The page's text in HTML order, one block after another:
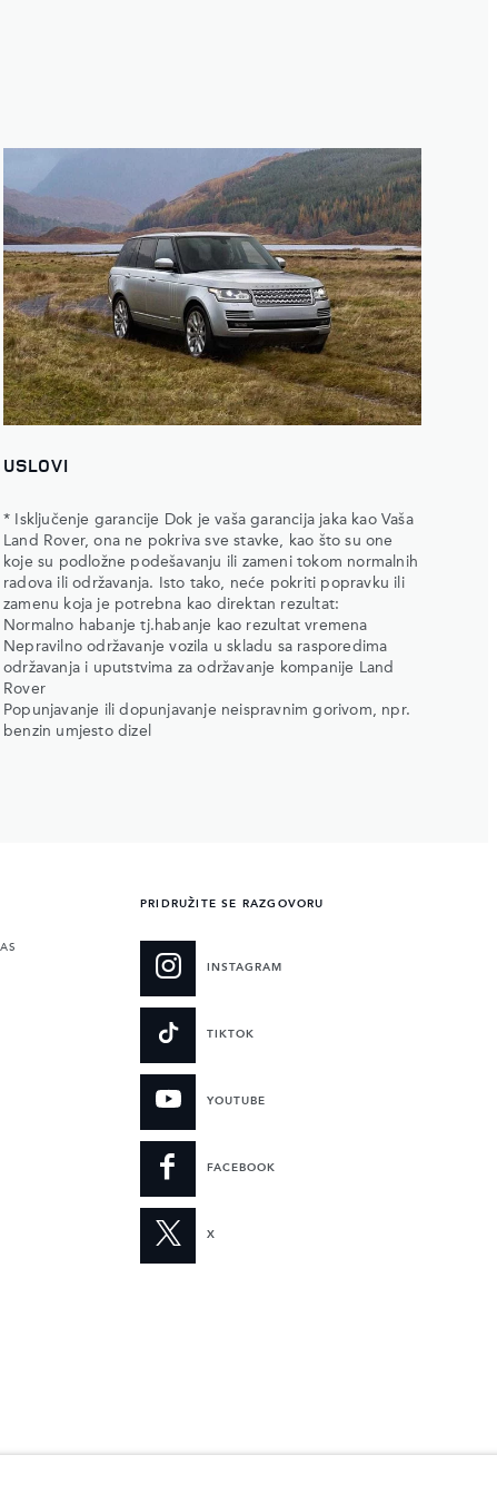
USLOVI
* Isključenje garancije Dok je vaša garancija jaka kao Vaša
Land Rover, ona ne pokriva sve stavke, kao što su one
koje su podložne podešavanju ili zameni tokom normalnih
radova ili održavanja. Isto tako, neće pokriti popravku ili
zamenu koja je potrebna kao direktan rezultat:
Normalno habanje tj.habanje kao rezultat vremena
Nepravilno održavanje vozila u skladu sa rasporedima
održavanja i uputstvima za održavanje kompanije Land
Rover
Popunjavanje ili dopunjavanje neispravnim gorivom, npr.
benzin umjesto dizel
PRIDRUŽITE SE RAZGOVORU
INSTAGRAM
TIKTOK
YOUTUBE
FACEBOOK
X